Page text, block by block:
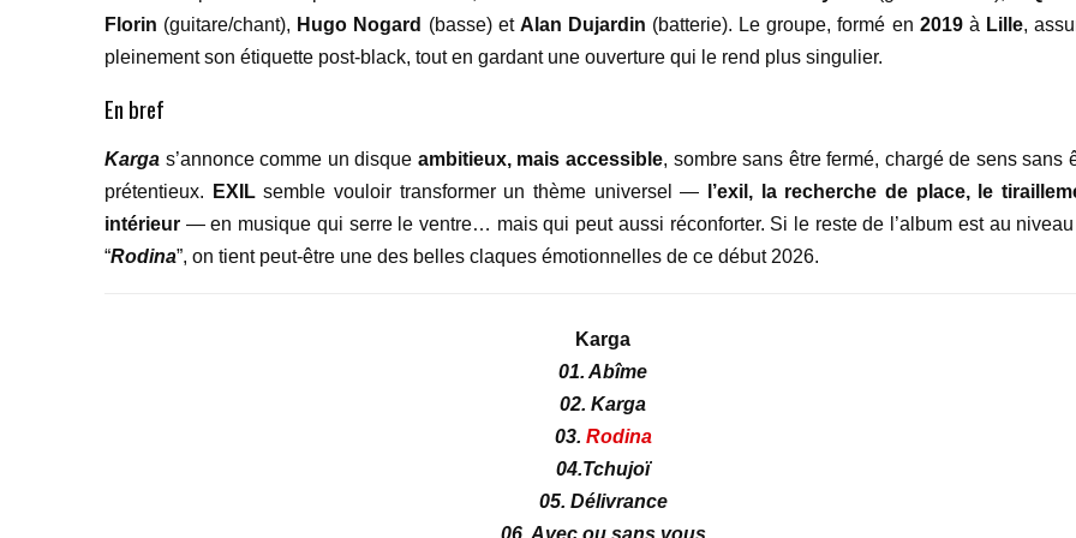
Florin (guitare/chant), Hugo Nogard (basse) et Alan Dujardin (batterie). Le groupe, formé en 2019à Lille,
pleinement son étiquette post-black, tout en gardant une ouverture qui le rend plus singulier.
En bref
Karga s’annonce comme un disque ambitieux, mais accessible, sombre sans être fermé, chargé de sens sans
prétentieux.
EXILsemble vouloir transformer un thème universel —
l’exil, la recherche de place, le
intérieur — en musique qui serre le ventre… mais qui peut aussi réconforter. Si le reste de l’album est au
“Rodina”, on tient peut-être une des belles claques émotionnelles de ce début 2026.
Karga
01. Abîme
02. Karga
03. Rodina
04.Tchujoï
05. Délivrance
06. Avec ou sans vous